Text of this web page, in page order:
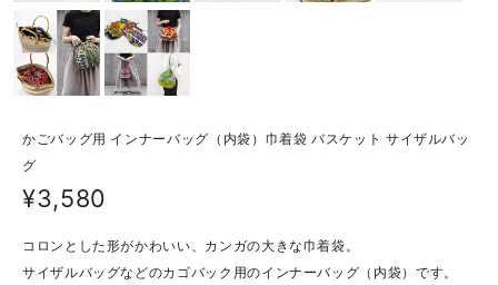
かごバッグ用 インナーバッグ（内袋）巾着袋 バスケット サイザルバッ
グ
¥3,580
コロンとした形がかわいい、カンガの大きな巾着袋。
サイザルバッグなどのカゴバック用のインナーバッグ（内袋）です。